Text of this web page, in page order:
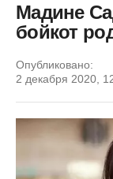
Мадине
бойкот
Опубликовано:
2 декабря 2020,